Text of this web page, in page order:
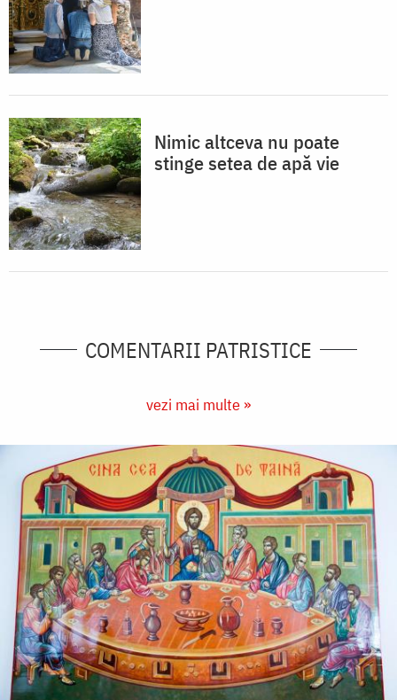
Nimic altceva nu poate
stinge setea de apă vie
COMENTARII PATRISTICE
vezi mai multe »